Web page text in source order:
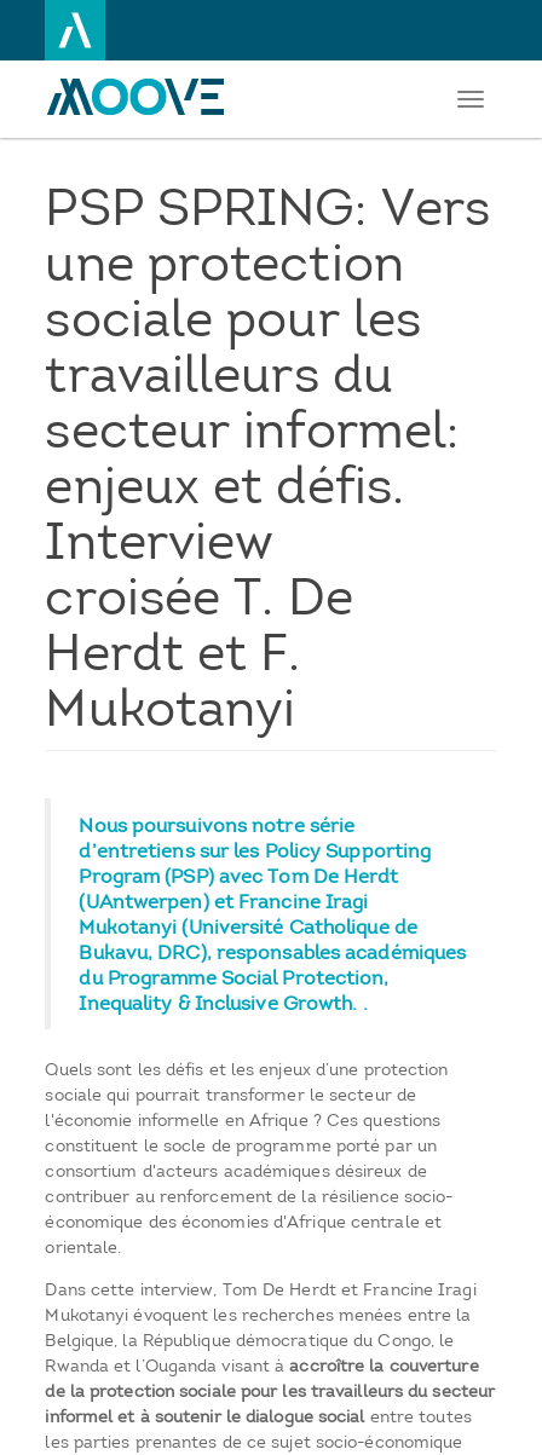
au
principal
Toggle
PSP SPRING: Vers
une protection
sociale pour les
travailleurs du
secteur informel:
enjeux et défis.
Interview
croisée T. De
Herdt et F.
Mukotanyi
Nous poursuivons notre série
d’entretiens sur les Policy Supporting
Program (PSP) avec Tom De Herdt
(UAntwerpen) et Francine Iragi
Mukotanyi (Université Catholique de
Bukavu, DRC), responsables académiques
du Programme Social Protection,
Inequality & Inclusive Growth. .
Quels sont les défis et les enjeux d’une protection
sociale qui pourrait transformer le secteur de
l'économie informelle en Afrique ? Ces questions
constituent le socle de programme porté par un
consortium d'acteurs académiques désireux de
contribuer au renforcement de la résilience socio-
économique des économies d'Afrique centrale et
orientale.
Dans cette interview, Tom De Herdt et Francine Iragi
Mukotanyi évoquent les recherches menées entre la
Belgique, la République démocratique du Congo, le
Rwanda et l’Ouganda visant àaccroître la couverture
de la protection sociale pour les travailleurs du secteur
informel et à soutenir le dialogue socialentre toutes
les parties prenantes de ce sujet socio-économique